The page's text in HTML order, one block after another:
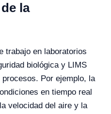
la
trabajo en laboratorios
biológica y LIMS
Por ejemplo, la
en tiempo real
velocidad del aire y la